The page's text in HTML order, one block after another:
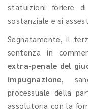
statuizioni foriere
sostanziale e si
Segnatamente, il
sentenza in
extra-penale del
impugnazione,
processuale della
assolutoria con la